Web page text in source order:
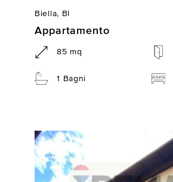
Biella, BI
Appartamento
85 mq
1 Bagni